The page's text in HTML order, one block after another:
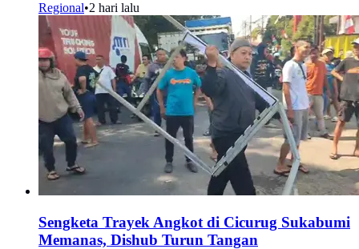
Regional•2 hari lalu
Sengketa Trayek Angkot di Cicurug Sukabumi
Memanas, Dishub Turun Tangan